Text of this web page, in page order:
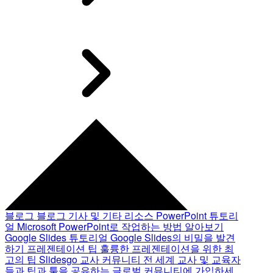
블로그 블로그 기사 및 기타 리소스 PowerPoint 튜토리
얼 Microsoft PowerPoint로 작업하는 방법 알아보기
Google Slides 튜토리얼 Google Slides의 비밀을 발견
하기 프레젠테이션 팁 훌륭한 프레젠테이션을 위한 최
고의 팁 Slidesgo 교사 커뮤니티 전 세계 교사 및 교육자